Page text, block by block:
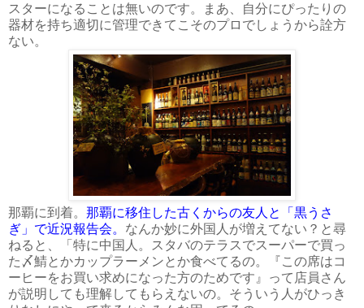
スターになることは無いのです。まあ、自分にぴったりの
器材を持ち適切に管理できてこそのプロでしょうから詮方
ない。
那覇に到着。 那覇に移住した古くからの友人と「黒うさ
ぎ」で近況報告会。 なんか妙に外国人が増えてない？と尋
ねると、「特に中国人。スタバのテラスでスーパーで買っ
た〆鯖とかカップラーメンとか食べてるの。『この席はコ
ーヒーをお買い求めになった方のためです』って店員さん
が説明しても理解してもらえないの。そういう人がひっき